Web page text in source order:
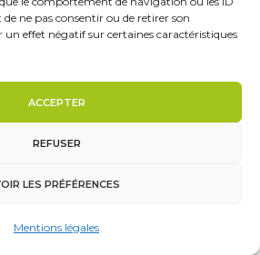
de ne pas consentir ou de retirer son
effet négatif sur certaines caractéristiques
ACCEPTER
REFUSER
LES PRÉFÉRENCES
Mentions légales
tout moment un
13-2c RGPD)
18 RGPD)
du traitement des données
des données que les
l’objet de traitements